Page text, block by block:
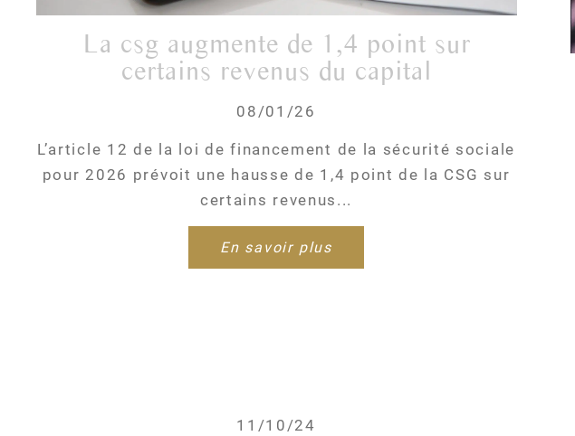
la csg augmente de 1,4 point sur
certains revenus du capital
08/01/26
L’article 12 de la loi de financement de la sécurité sociale
pour 2026 prévoit une hausse de 1,4 point de la CSG sur
certains revenus...
En savoir plus
11/10/24